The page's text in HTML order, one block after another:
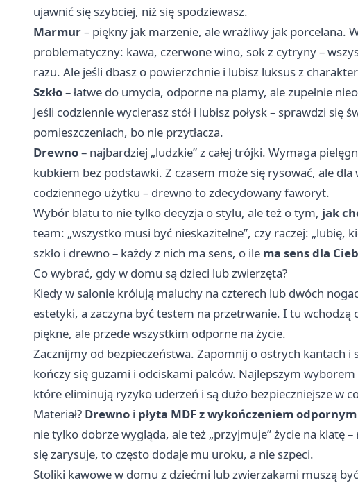
ujawnić się szybciej, niż się spodziewasz.
Marmur– piękny jak marzenie, ale wrażliwy jak porcelana.
problematyczny: kawa, czerwone wino, sok z cytryny –
razu. Ale jeśli dbasz o powierzchnie i lubisz luksus z
Szkło– łatwe do umycia, odporne na plamy, ale zupełnie
Jeśli codziennie wycierasz stół i lubisz połysk – sprawdzi się
pomieszczeniach, bo nie przytłacza.
Drewno– najbardziej „ludzkie” z całej trójki. Wymaga
kubkiem bez podstawki. Z czasem może się rysować, ale
codziennego użytku – drewno to zdecydowany faworyt.
Wybór blatu to nie tylko decyzja o stylu, ale też o tym, jak
team: „wszystko musi być nieskazitelne”, czy raczej: „lubię,
szkło i drewno – każdy z nich ma sens, o ile ma sens dla
Co wybrać, gdy w domu są dzieci lub zwierzęta?
Kiedy w salonie królują maluchy na czterech lub dwóch
estetyki, a zaczyna być testem na przetrwanie. I tu wchodzą
piękne, ale przede wszystkim odporne na życie.
Zacznijmy od bezpieczeństwa. Zapomnij o ostrych kantach i
kończy się guzami i odciskami palców. Najlepszym wyborem
które eliminują ryzyko uderzeń i są dużo bezpieczniejsze w
Materiał? Drewno i płyta MDF z wykończeniem
nie tylko dobrze wygląda, ale też „przyjmuje” życie na klatę
się zarysuje, to często dodaje mu uroku, a nie szpeci.
Stoliki kawowe w domu z dziećmi lub zwierzakami muszą